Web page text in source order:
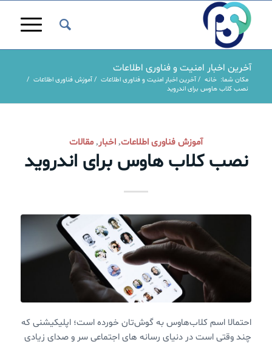
آخرین اخبار امنیت و فناوری اطلاعات
مکان شما: خانه / آخرین اخبار امنیت و فناوری اطلاعات / آموزش فناوری اطلاعات /
نصب کلاب هاوس برای اندروید
آموزش فناوری اطلاعات, اخبار,مقالات
نصب کلاب هاوس برای اندروید
احتمالا اسم کلاب‌هاوس به گوش‌تان خورده است؛ اپلیکیشنی که
چند وقتی است در دنیای رسانه های اجتماعی سر و صدای زیادی